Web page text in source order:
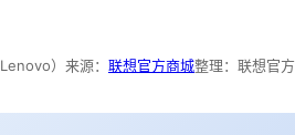
） 来源： 联想官方商城整理：联想官方